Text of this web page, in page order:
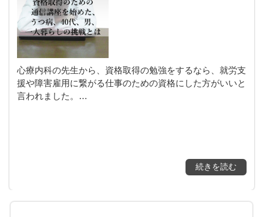
心療内科の先生から、資格取得の勉強をするなら、就労支
援や障害雇用に繋がる仕事のための資格にした方がいいと
言われました。…
続きを読む